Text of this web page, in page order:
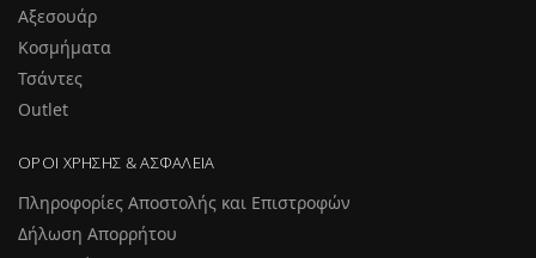
Αξεσουάρ
Κοσμήματα
Τσάντες
Outlet
ΌΡΟΙ ΧΡΉΣΗΣ & ΑΣΦΆΛΕΙΑ
Πληροφορίες Αποστολής και Επιστροφών
Δήλωση Απορρήτου